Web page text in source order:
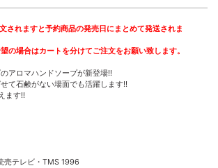
されますと予約商品の発売日にまとめて発送されま
の場合はカートを分けてご注文をお願い致します。
アロマハンドソープが新登場!!
て石鹸がない場面でも活躍します!!
ます!!
売テレビ・TMS 1996